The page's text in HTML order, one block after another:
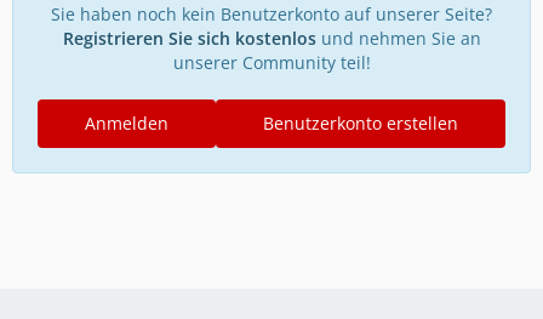
Sie haben noch kein Benutzerkonto auf unserer Seite?
Registrieren Sie sich kostenlosund nehmen Sie an
unserer Community teil!
Benutzerkonto erstellen
Anmelden